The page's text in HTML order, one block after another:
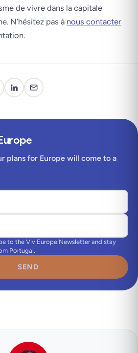
de vivre dans la capitale
N’hésitez pas à nous contacter
plans for Europe will come to a
to the Viv Europe Newsletter and stay
Portugal.
SEND